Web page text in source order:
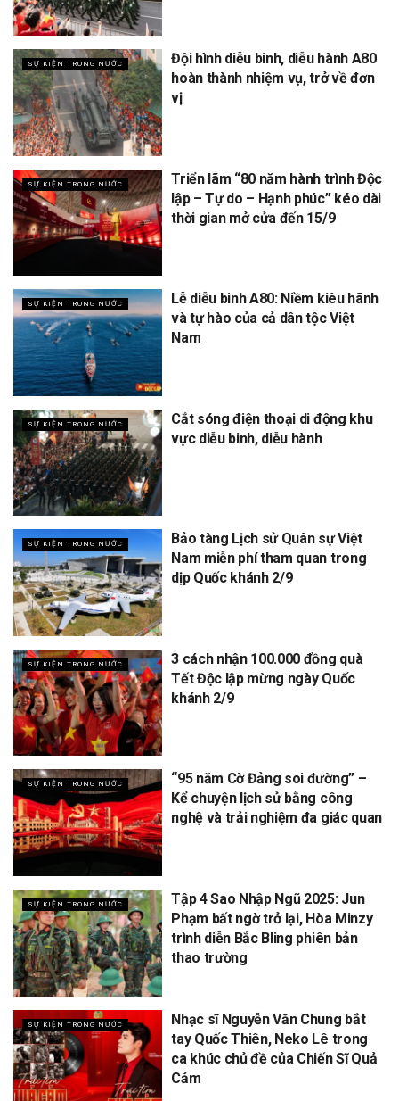
SỰ KIỆN TRONG NƯỚC
Đội hình diễu binh, diễu hành A80
hoàn thành nhiệm vụ, trở về đơn
vị
SỰ KIỆN TRONG NƯỚC
Triển lãm “80 năm hành trình Độc
lập – Tự do – Hạnh phúc” kéo dài
thời gian mở cửa đến 15/9
SỰ KIỆN TRONG NƯỚC
Lễ diễu binh A80: Niềm kiêu hãnh
và tự hào của cả dân tộc Việt
Nam
SỰ KIỆN TRONG NƯỚC
Cắt sóng điện thoại di động khu
vực diễu binh, diễu hành
SỰ KIỆN TRONG NƯỚC
Bảo tàng Lịch sử Quân sự Việt
Nam miễn phí tham quan trong
dịp Quốc khánh 2/9
SỰ KIỆN TRONG NƯỚC
3 cách nhận 100.000 đồng quà
Tết Độc lập mừng ngày Quốc
khánh 2/9
SỰ KIỆN TRONG NƯỚC
“95 năm Cờ Đảng soi đường” –
Kể chuyện lịch sử bằng công
nghệ và trải nghiệm đa giác quan
SỰ KIỆN TRONG NƯỚC
Tập 4 Sao Nhập Ngũ 2025: Jun
Phạm bất ngờ trở lại, Hòa Minzy
trình diễn Bắc Bling phiên bản
thao trường
SỰ KIỆN TRONG NƯỚC
Nhạc sĩ Nguyễn Văn Chung bắt
tay Quốc Thiên, Neko Lê trong
ca khúc chủ đề của Chiến Sĩ Quả
Cảm